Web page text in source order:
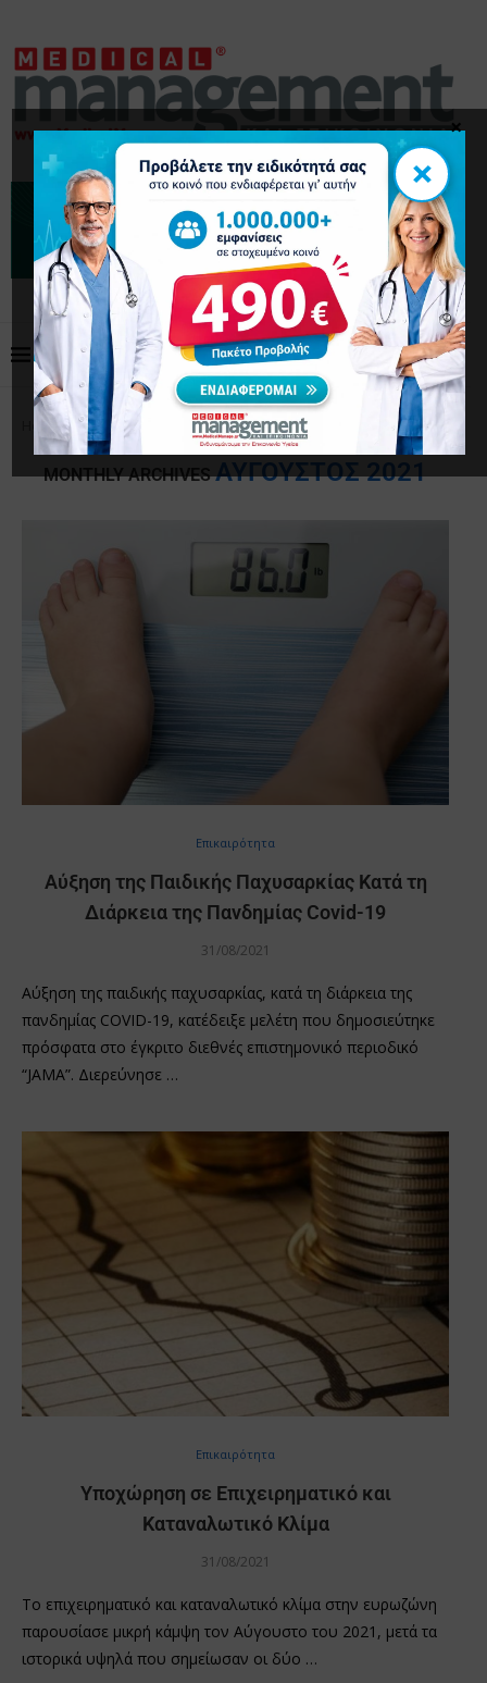
Home Archives
MONTHLY ARCHIVESΑΎΓΟΥΣΤΟΣ 2021
Επικαιρότητα
Αύξηση της Παιδικής Παχυσαρκίας Κατά τη
Διάρκεια της Πανδημίας Covid-19
31/08/2021
Αύξηση της παιδικής παχυσαρκίας, κατά τη διάρκεια της
πανδημίας COVID-19, κατέδειξε μελέτη που δημοσιεύτηκε
πρόσφατα στο έγκριτο διεθνές επιστημονικό περιοδικό
“JAMA”. Διερεύνησε …
Επικαιρότητα
Υποχώρηση σε Επιχειρηματικό και
Καταναλωτικό Κλίμα
31/08/2021
Το επιχειρηματικό και καταναλωτικό κλίμα στην ευρωζώνη
παρουσίασε μικρή κάμψη τον Αύγουστο του 2021, μετά τα
ιστορικά υψηλά που σημείωσαν οι δύο …
×
×